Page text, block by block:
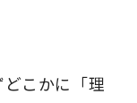
こかに「理